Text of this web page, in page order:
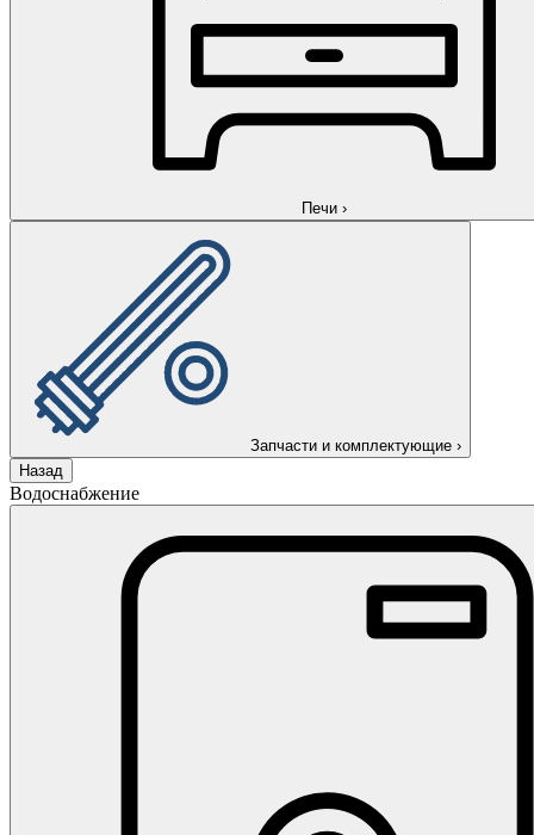
Печи ›
Запчасти и комплектующие ›
Назад
Водоснабжение